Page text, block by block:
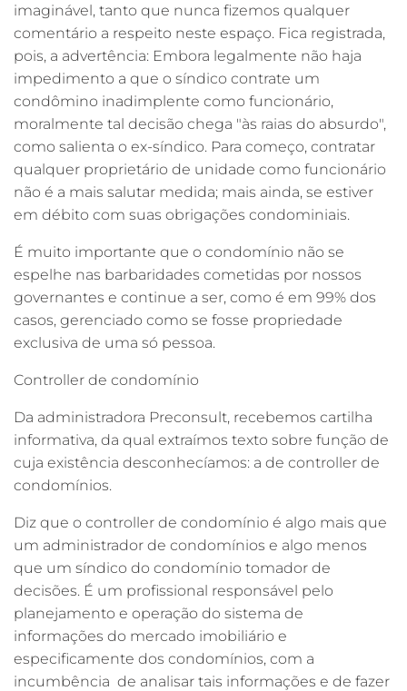
imaginável, tanto que nunca fizemos qualquer
comentário a respeito neste espaço. Fica registrada,
pois, a advertência: Embora legalmente não haja
impedimento a que o síndico contrate um
condômino inadimplente como funcionário,
moralmente tal decisão chega "às raias do absurdo",
como salienta o ex-síndico. Para começo, contratar
qualquer proprietário de unidade como funcionário
não é a mais salutar medida; mais ainda, se estiver
em débito com suas obrigações condominiais.
É muito importante que o condomínio não se
espelhe nas barbaridades cometidas por nossos
governantes e continue a ser, como é em 99% dos
casos, gerenciado como se fosse propriedade
exclusiva de uma só pessoa.
Controller de condomínio
Da administradora Preconsult, recebemos cartilha
informativa, da qual extraímos texto sobre função de
cuja existência desconhecíamos: a de controller de
condomínios.
Diz que o controller de condomínio é algo mais que
um administrador de condomínios e algo menos
que um síndico do condomínio tomador de
decisões. É um profissional responsável pelo
planejamento e operação do sistema de
informações do mercado imobiliário e
especificamente dos condomínios, com a
incumbência de analisar tais informações e de fazer